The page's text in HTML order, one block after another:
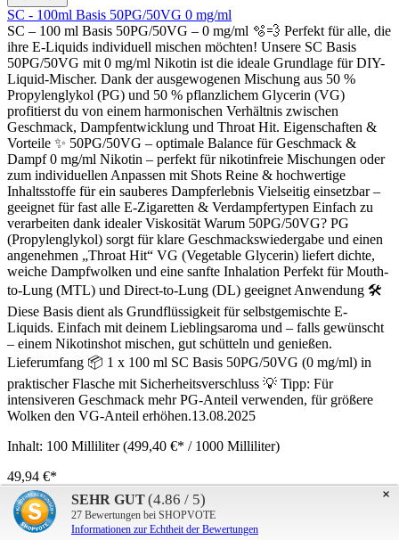
SC - 100ml Basis 50PG/50VG 0 mg/ml
SC – 100 ml Basis 50PG/50VG – 0 mg/ml 🫧💨 Perfekt für alle, die
ihre E-Liquids individuell mischen möchten! Unsere SC Basis
50PG/50VG mit 0 mg/ml Nikotin ist die ideale Grundlage für DIY-
Liquid-Mischer. Dank der ausgewogenen Mischung aus 50 %
Propylenglykol (PG) und 50 % pflanzlichem Glycerin (VG)
profitierst du von einem harmonischen Verhältnis zwischen
Geschmack, Dampfentwicklung und Throat Hit. Eigenschaften &
Vorteile ✨ 50PG/50VG – optimale Balance für Geschmack &
Dampf 0 mg/ml Nikotin – perfekt für nikotinfreie Mischungen oder
zum individuellen Anpassen mit Shots Reine & hochwertige
Inhaltsstoffe für ein sauberes Dampferlebnis Vielseitig einsetzbar –
geeignet für fast alle E-Zigaretten & Verdampfertypen Einfach zu
verarbeiten dank idealer Viskosität Warum 50PG/50VG? PG
(Propylenglykol) sorgt für klare Geschmackswiedergabe und einen
angenehmen „Throat Hit“ VG (Vegetable Glycerin) liefert dichte,
weiche Dampfwolken und eine sanfte Inhalation Perfekt für Mouth-
to-Lung (MTL) und Direct-to-Lung (DL) geeignet Anwendung 🛠️
Diese Basis dient als Grundflüssigkeit für selbstgemischte E-
Liquids. Einfach mit deinem Lieblingsaroma und – falls gewünscht
– einem Nikotinshot mischen, gut schütteln und genießen.
Lieferumfang 📦 1 x 100 ml SC Basis 50PG/50VG (0 mg/ml) in
praktischer Flasche mit Sicherheitsverschluss 💡 Tipp: Für
intensiveren Geschmack mehr PG-Anteil verwenden, für größere
Wolken den VG-Anteil erhöhen.13.08.2025
Inhalt: 100 Milliliter(499,40 €* / 1000 Milliliter)
49,94 €*
Details
×
SEHR GUT(4.86 / 5)
27 Bewertungen bei SHOPVOTE
Informationen zur Echtheit der Bewertungen